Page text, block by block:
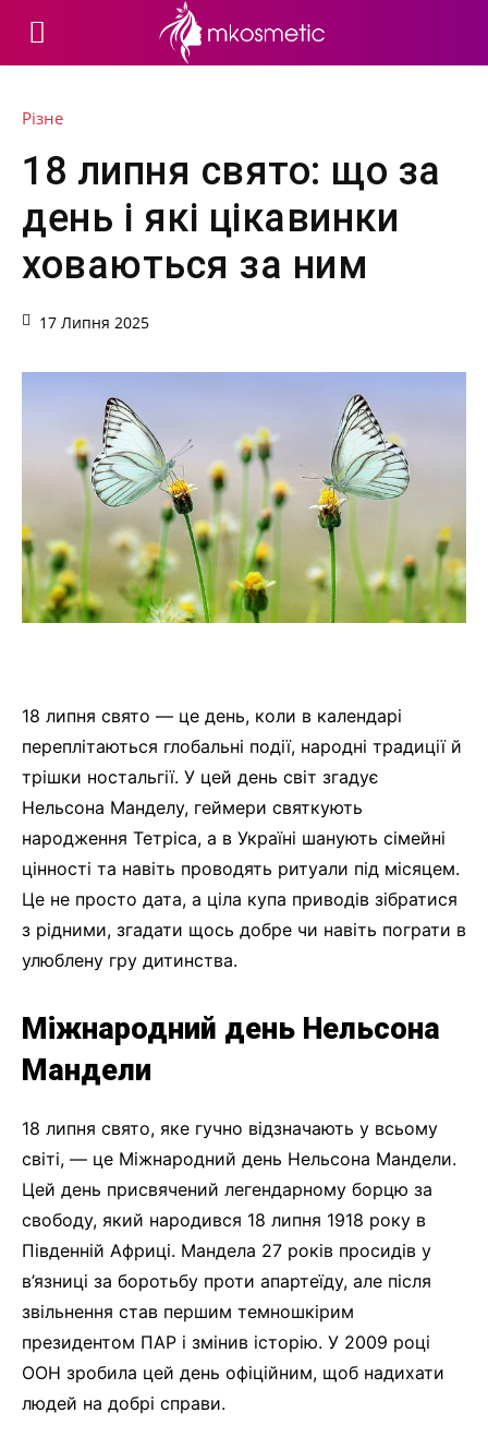
Різне
18 липня свято: що за
день і які цікавинки
ховаються за ним
17 Липня 2025
18 липня свято — це день, коли в календарі
переплітаються глобальні події, народні традиції й
трішки ностальгії. У цей день світ згадує
Нельсона Манделу, геймери святкують
народження Тетріса, а в Україні шанують сімейні
цінності та навіть проводять ритуали під місяцем.
Це не просто дата, а ціла купа приводів зібратися
з рідними, згадати щось добре чи навіть пограти в
улюблену гру дитинства.
Міжнародний день Нельсона
Мандели
18 липня свято, яке гучно відзначають у всьому
світі, — це Міжнародний день Нельсона Мандели.
Цей день присвячений легендарному борцю за
свободу, який народився 18 липня 1918 року в
Південній Африці. Мандела 27 років просидів у
в’язниці за боротьбу проти апартеїду, але після
звільнення став першим темношкірим
президентом ПАР і змінив історію. У 2009 році
ООН зробила цей день офіційним, щоб надихати
людей на добрі справи.